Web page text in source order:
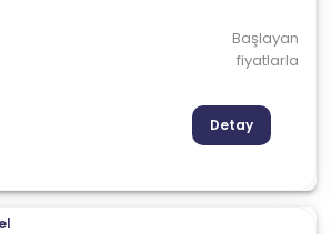
Başlayan
fiyatlarla
Detay